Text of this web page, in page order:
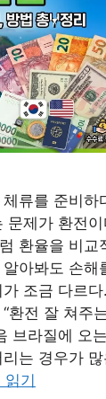
류를 준비하
문제가 환전
환율을 비교
아봐도 손해
조금 다르
환전 잘 쳐주
브라질에 오
는 경우가
읽기